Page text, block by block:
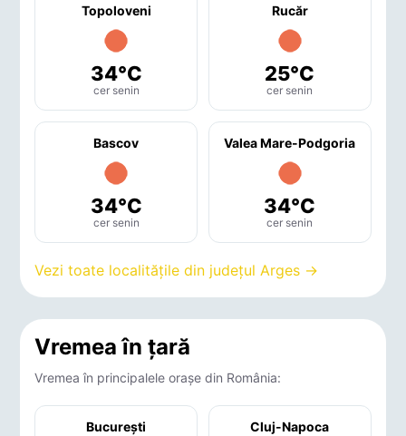
Topoloveni
34°C
cer senin
Rucăr
25°C
cer senin
Bascov
34°C
cer senin
Valea Mare-Podgoria
34°C
cer senin
Vezi toate localitățile din județul Arges →
Vremea în țară
Vremea în principalele orașe din România:
București Cluj-Napoca